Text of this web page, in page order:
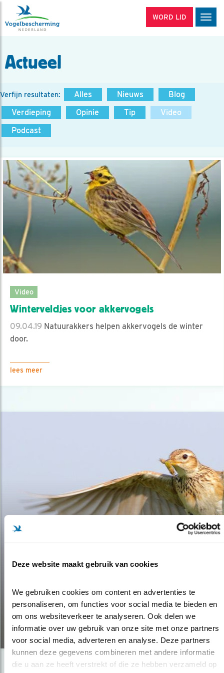
Deze website maakt gebruik van cookies
We gebruiken cookies om content en advertenties te
personaliseren, om functies voor social media te bieden en
om ons websiteverkeer te analyseren. Ook delen we
informatie over uw gebruik van onze site met onze partners
voor social media, adverteren en analyse. Deze partners
kunnen deze gegevens combineren met andere informatie
die u aan ze heeft verstrekt of die ze hebben verzameld op
WORD LID
Actueel
Verfijn resultaten: Alles Nieuws
Blog
Verdieping
Opinie Tip
Video
Podcast
Video
Winterveldjes voor akkervogels
09.04.19 Natuurakkers helpen akkervogels de winter
door.
lees meer
ORANJE VELDEN FUNEST VOOR
BIODIVERSITEIT
08.04.19